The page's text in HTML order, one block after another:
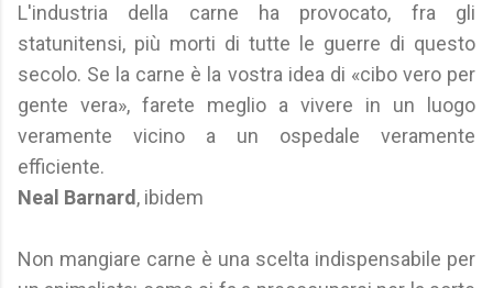
L'industria della carne ha provocato, fra gli
statunitensi, più morti di tutte le guerre di questo
secolo. Se la carne è la vostra idea di «cibo vero per
gente vera», farete meglio a vivere in un luogo
veramente vicino a un ospedale veramente
efficiente.
Neal Barnard , ibidem
Non mangiare carne è una scelta indispensabile per